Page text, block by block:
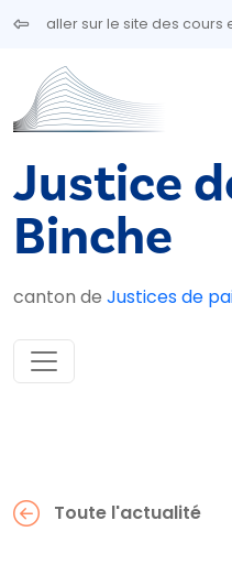
Aller au contenu principal
aller sur le site des cours
Justice
Binche
canton de Justices de
Toute l'actualité